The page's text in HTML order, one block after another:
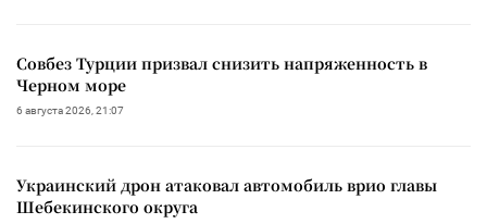
Совбез Турции призвал снизить напряженность в
Черном море
6 августа 2026, 21:07
Украинский дрон атаковал автомобиль врио главы
Шебекинского округа